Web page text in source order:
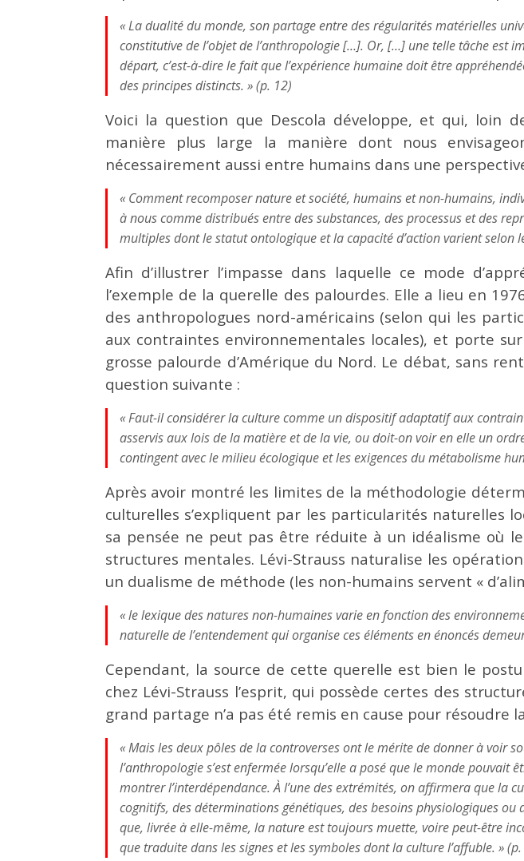
« La dualité du monde, son partage entre des régularités matérielles
constitutive de l’objet de l’anthropologie […]. Or, […] une telle tâche est
départ, c’est-à-dire le fait que l’expérience humaine doit être
des principes distincts. » (p. 12)
Voici la question que Descola développe, et qui, loin
manière plus large la manière dont nous
nécessairement aussi entre humains dans une
« Comment recomposer nature et société, humains et non-humains,
à nous comme distribués entre des substances, des processus et des
multiples dont le statut ontologique et la capacité d’action varient selon
Afin d’illustrer l’impasse dans laquelle ce mode
l’exemple de la querelle des palourdes. Elle a lieu en
des anthropologues nord-américains (selon qui les
aux contraintes environnementales locales), et porte
grosse palourde d’Amérique du Nord. Le débat, sans
question suivante :
« Faut-il considérer la culture comme un dispositif adaptatif aux
asservis aux lois de la matière et de la vie, ou doit-on voir en elle un
contingent avec le milieu écologique et les exigences du métabolisme
Après avoir montré les limites de la méthodologie
culturelles s’expliquent par les particularités naturelles
sa pensée ne peut pas être réduite à un idéalisme où
structures mentales. Lévi-Strauss naturalise les
un dualisme de méthode (les non-humains servent «
« le lexique des natures non-humaines varie en fonction des
naturelle de l’entendement qui organise ces éléments en énoncés
Cependant, la source de cette querelle est bien le
chez Lévi-Strauss l’esprit, qui possède certes des
grand partage n’a pas été remis en cause pour résoudre
« Mais les deux pôles de la controverses ont le mérite de donner à voir
l’anthropologie s’est enfermée lorsqu’elle a posé que le monde
montrer l’interdépendance. À l’une des extrémités, on affirmera que la
cognitifs, des déterminations génétiques, des besoins physiologiques
que, livrée à elle-même, la nature est toujours muette, voire peut-être
que traduite dans les signes et les symboles dont la culture l’affuble. »